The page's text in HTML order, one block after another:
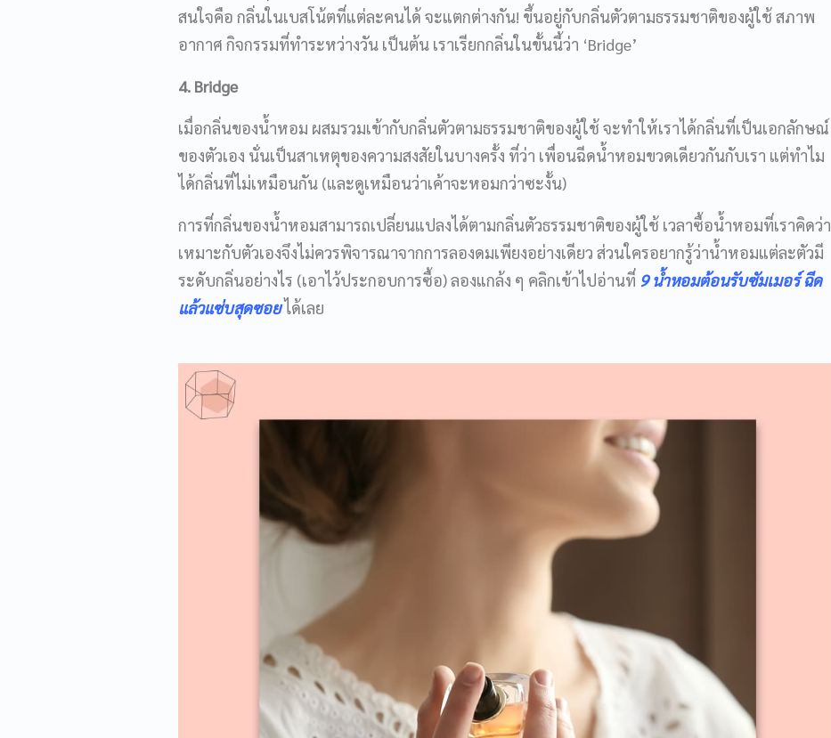
สนใจคือ กลิ่นในเบสโน้ตที่แต่ละคนได้ จะแตกต่างกัน! ขึ้นอยู่กับกลิ่นตัวตามธรรมชาติของผู้ใช้ สภาพ
อากาศ กิจกรรมที่ทำระหว่างวัน เป็นต้น เราเรียกกลิ่นในขั้นนี้ว่า ‘Bridge’
4. Bridge
เมื่อกลิ่นของน้ำหอม ผสมรวมเข้ากับกลิ่นตัวตามธรรมชาติของผู้ใช้ จะทำให้เราได้กลิ่นที่เป็นเอกลักษณ์
ของตัวเอง นั่นเป็นสาเหตุของความสงสัยในบางครั้ง ที่ว่า เพื่อนฉีดน้ำหอมขวดเดียวกันกับเรา แต่ทำไม
ได้กลิ่นที่ไม่เหมือนกัน (และดูเหมือนว่าเค้าจะหอมกว่าซะงั้น)
การที่กลิ่นของน้ำหอมสามารถเปลี่ยนแปลงได้ตามกลิ่นตัวธรรมชาติของผู้ใช้ เวลาซื้อน้ำหอมที่เราคิดว่า
เหมาะกับตัวเองจึงไม่ควรพิจารณาจากการลองดมเพียงอย่างเดียว ส่วนใครอยากรู้ว่าน้ำหอมแต่ละตัวมี
ระดับกลิ่นอย่างไร (เอาไว้ประกอบการซื้อ) ลองแกล้ง ๆ คลิกเข้าไปอ่านที่ 9 น้ำหอมต้อนรับซัมเมอร์ ฉีด
แล้วแซ่บสุดซอยได้เลย